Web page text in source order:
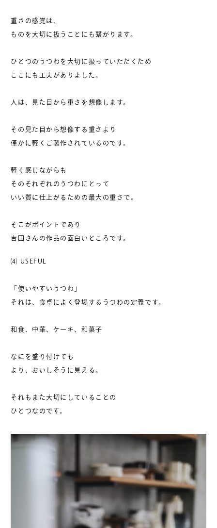
重さの感覚は、
ものを大切に扱うことにも繋がります。
ひとつのうつわを大切に扱っていただくため
ここにも工夫がありました。
人は、見た目から重さを想像します。
その見た目から想像する重さより
僅かに軽くご製作されているのです。
軽く感じながらも
そのそれぞれのうつわにとって
いい質に仕上がるための最大の重さで。
そこがポイントであり
吉田さんの作品の面白いところです。
⑷ USEFUL
「使いやすいうつわ」
それは、食卓によく登場するうつわの定義です。
和食、中華、ケーキ、和菓子
なにを盛り付けても
より、おいしそうに見える。​
それもまた大切にしていることの
ひとつなのです。